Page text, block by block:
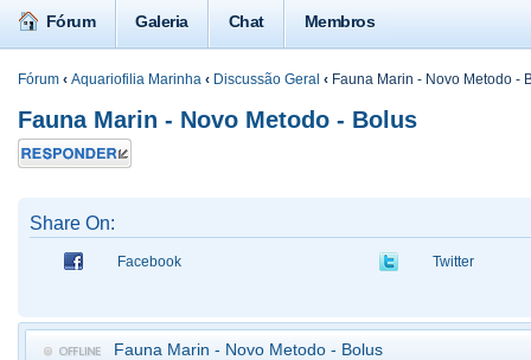
Fórum Galeria Chat Membros
Fórum ‹ Aquariofilia Marinha ‹ Discussão Geral ‹ Fauna Marin - Novo Metodo -
Fauna Marin - Novo Metodo - Bolus
Responder
Share On:
Facebook Twitter
Fauna Marin - Novo Metodo - Bolus